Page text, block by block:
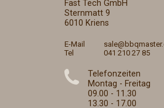
Fast Tech GmbH
Sternmatt 9
6010 Kriens
E-Mail
Tel
041 210 27 85
Telefonzeiten
Montag - Freitag
09.00 - 11.30
13.30 - 17.00